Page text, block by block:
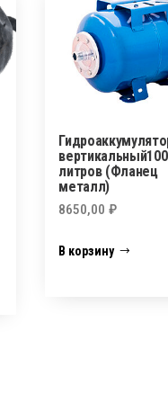
вертикальный100
литров (Фланец
металл)
8650,00₽
В корзину